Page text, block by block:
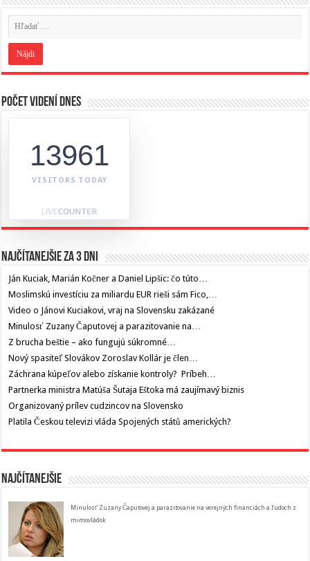
Počet videní dnes
13961
VISITORS TODAY
Najčítanejšie za 3 dni
Ján Kuciak, Marián Kočner a Daniel Lipšic: čo túto…
Moslimskú investíciu za miliardu EUR rieši sám Fico,…
Video o Jánovi Kuciakovi, vraj na Slovensku zakázané
Minulosť Zuzany Čaputovej a parazitovanie na…
Z brucha beštie – ako fungujú súkromné…
Nový spasiteľ Slovákov Zoroslav Kollár je člen…
Záchrana kúpeľov alebo získanie kontroly? Príbeh…
Partnerka ministra Matúša Šutaja Eštoka má zaujímavý biznis
Organizovaný prílev cudzincov na Slovensko
Platila Českou televizi vláda Spojených států amerických?
Najčítanejšie
Minulosť Zuzany Čaputovej a parazitovanie na verejných financiách a ľudoch z
mimovládok